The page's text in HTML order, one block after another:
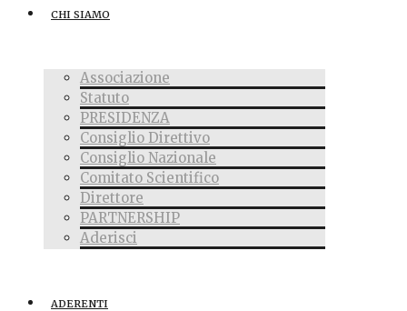
CHI SIAMO
Associazione
Statuto
PRESIDENZA
Consiglio Direttivo
Consiglio Nazionale
Comitato Scientifico
Direttore
PARTNERSHIP
Aderisci
ADERENTI